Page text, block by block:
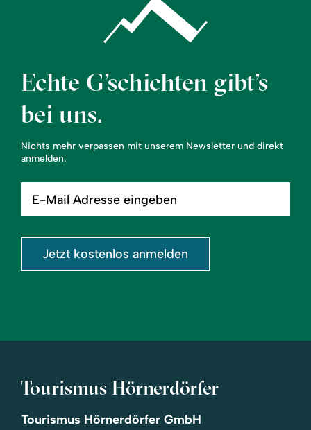
Echte G’schichten gibt’s
bei uns.
Nichts mehr verpassen mit unserem Newsletter und direkt
anmelden.
Mail
eingeben
Jetzt kostenlos anmelden
Tourismus Hörnerdörfer
Tourismus Hörnerdörfer GmbH